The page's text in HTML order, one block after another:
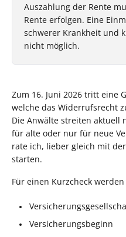
Auszahlung der Rente
Rente erfolgen. Eine
schwerer Krankheit und
nicht möglich.
Zum 16. Juni 2026 tritt eine
welche das Widerrufsrecht
Die Anwälte streiten aktuell
für alte oder nur für neue
rate ich, lieber gleich mit
starten.
Für einen Kurzcheck
Versicherungsbeginn